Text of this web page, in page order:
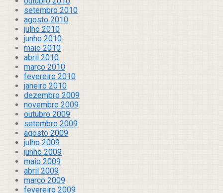
setembro 2010
agosto 2010
julho 2010
junho 2010
maio 2010
abril 2010
março 2010
fevereiro 2010
janeiro 2010
dezembro 2009
novembro 2009
outubro 2009
setembro 2009
agosto 2009
julho 2009
junho 2009
maio 2009
abril 2009
março 2009
fevereiro 2009